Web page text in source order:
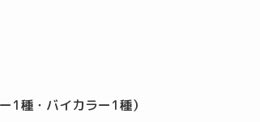
1種・バイカラー1種）